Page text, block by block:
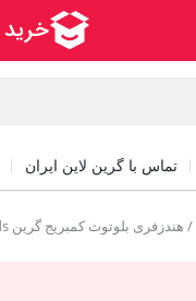
تماس با گرین لاین ایران
/ هندزفری بلوتوث کمبریج گرین Green Lion Cambridge Wireless Earbuds